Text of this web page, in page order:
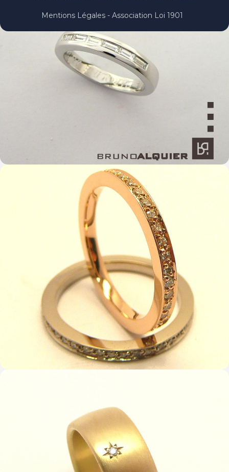
Mentions Légales - Association Loi 1901